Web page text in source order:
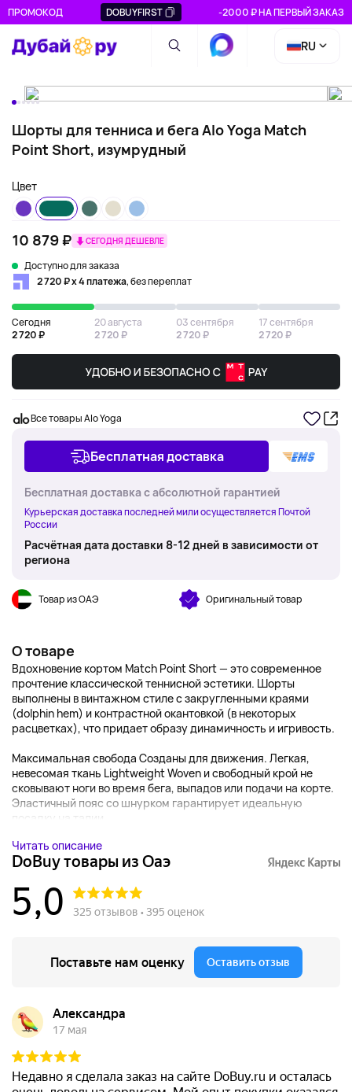
ПРОМОКОД DOBUYFIRST -2000 ₽ НА ПЕРВЫЙ ЗАКАЗ
RU
Шорты для тенниса и бега Alo Yoga Match
Point Short, изумрудный
Цвет
10 879 ₽ СЕГОДНЯ ДЕШЕВЛЕ
Доступно для заказа
2 720 ₽ х 4 платежа, без переплат
Сегодня
2 720 ₽
20 августа
2 720 ₽
03 сентября
2 720 ₽
17 сентября
2 720 ₽
Все товары Alo Yoga
Бесплатная доставка
Бесплатная доставка с абсолютной гарантией
Курьерская доставка последней мили осуществляется Почтой
России
Расчётная дата доставки 8-12 дней в зависимости от
региона
Товар из ОАЭ Оригинальный товар
О товаре
Вдохновение кортом Match Point Short — это современное
прочтение классической теннисной эстетики. Шорты
выполнены в винтажном стиле с закругленными краями
(dolphin hem) и контрастной окантовкой (в некоторых
расцветках), что придает образу динамичность и игривость.
Максимальная свобода Созданы для движения. Легкая,
невесомая ткань Lightweight Woven и свободный крой не
сковывают ноги во время бега, выпадов или подачи на корте.
Эластичный пояс со шнурком гарантирует идеальную
посадку на талии,...
Читать описание